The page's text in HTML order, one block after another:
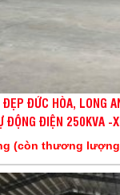
ĐỨC HÒA, LONG
ĐIỆN 250KVA -
(còn thương